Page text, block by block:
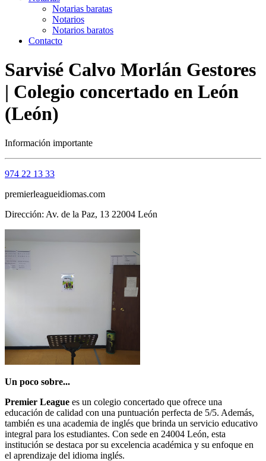
Notarias baratas
Notarios
Notarios baratos
Contacto
Sarvisé Calvo Morlán Gestores
| Colegio concertado en León
(León)
Información importante
974 22 13 33
premierleagueidiomas.com
Dirección: Av. de la Paz, 13 22004 León
Un poco sobre...
Premier League es un colegio concertado que ofrece una
educación de calidad con una puntuación perfecta de 5/5. Además,
también es una academia de inglés que brinda un servicio educativo
integral para los estudiantes. Con sede en 24004 León, esta
institución se destaca por su excelencia académica y su enfoque en
el aprendizaje del idioma inglés.